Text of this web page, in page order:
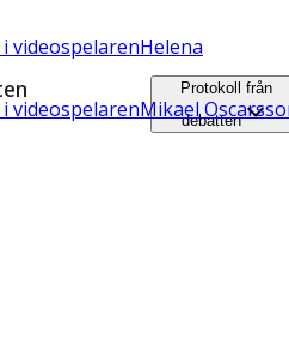
i videospelarenHelena
i videospelarenMikael
Protokoll från
debatten